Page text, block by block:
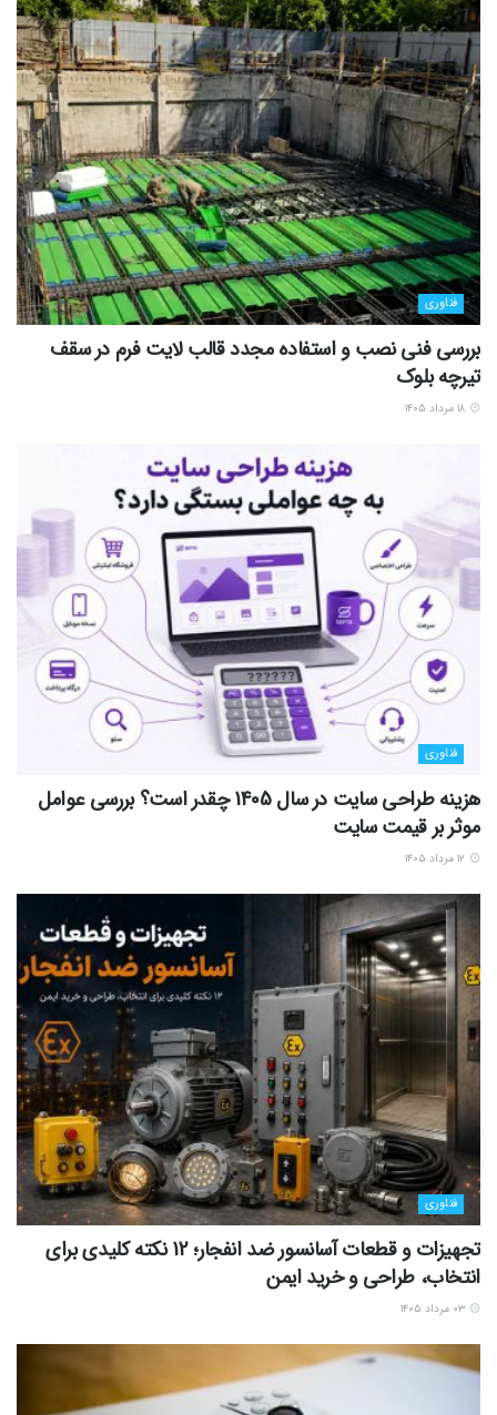
فناوری
بررسی فنی نصب و استفاده مجدد قالب لایت فرم در سقف
تیرچه بلوک
فناوری
هزینه طراحی سایت در سال 1405 چقدر است؟ بررسی عوامل
موثر بر قیمت سایت
فناوری
تجهیزات و قطعات آسانسور ضد انفجار؛ 12 نکته کلیدی برای
انتخاب، طراحی و خرید ایمن